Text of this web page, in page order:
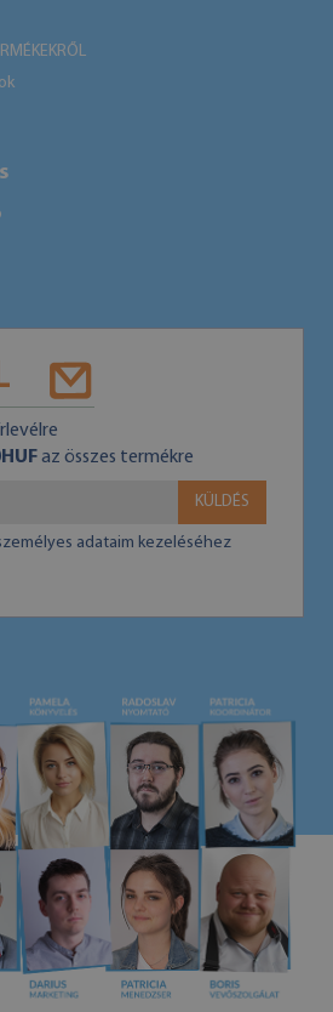
az összes termékre
KÜLDÉS
adataim kezeléséhez